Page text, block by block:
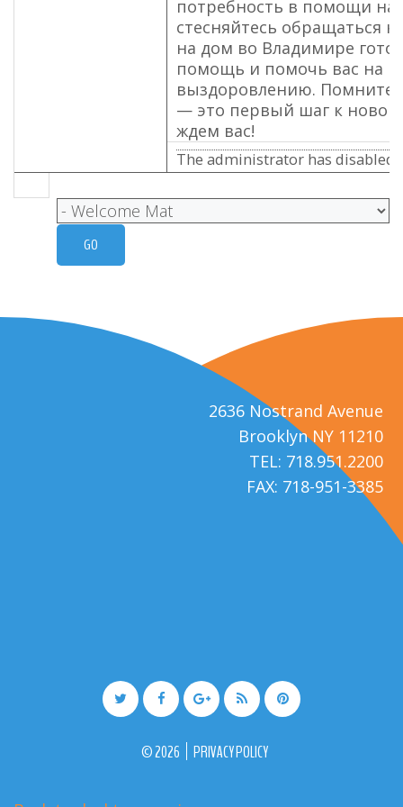
потребность в помощи
стесняйтесь обращаться
на дом во Владимире
помощь и помочь вас на
выздоровлению. Помните,
— это первый шаг к
ждем вас!
The administrator has disabled
2636 Nostrand Avenue
Brooklyn NY 11210
TEL: 718.951.2200
FAX: 718-951-3385
©2026 PRIVACY POLICY